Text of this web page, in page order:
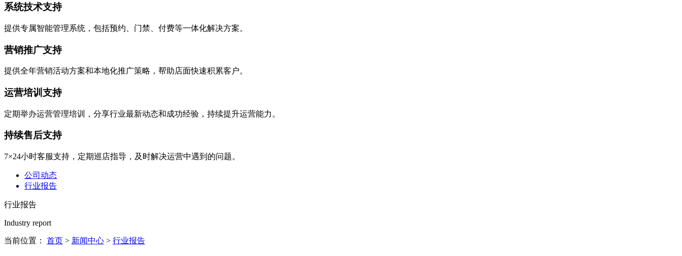
系统技术支持
提供专属智能管理系统，包括预约、门禁、付费等一体化解决方案。
营销推广支持
提供全年营销活动方案和本地化推广策略，帮助店面快速积累客户。
运营培训支持
定期举办运营管理培训，分享行业最新动态和成功经验，持续提升运营能力。
持续售后支持
7×24小时客服支持，定期巡店指导，及时解决运营中遇到的问题。
公司动态
行业报告
行业报告
Industry report
当前位置： 首页 > 新闻中心 > 行业报告